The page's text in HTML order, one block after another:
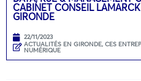
CABINET CONSEIL
GIRONDE
22/11/2023
ACTUALITÉS EN GIRONDE, CES
NUMÉRIQUE